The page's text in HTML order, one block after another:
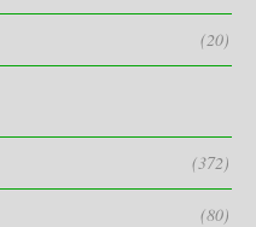
(20)
(372)
(80)